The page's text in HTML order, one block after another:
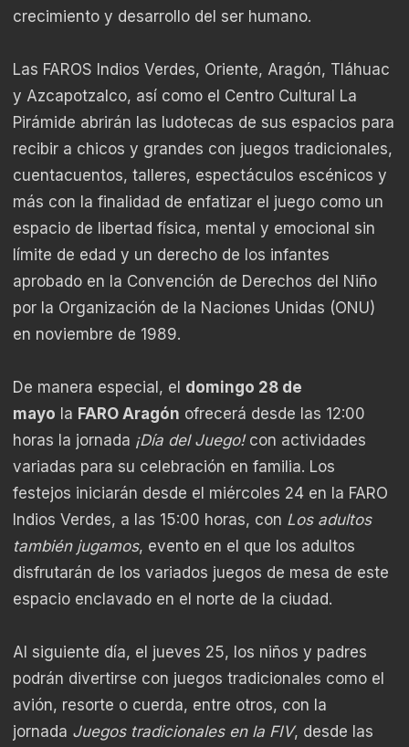
crecimiento y desarrollo del ser humano.
Las FAROS Indios Verdes, Oriente, Aragón, Tláhuac
y Azcapotzalco, así como el Centro Cultural La
Pirámide abrirán las ludotecas de sus espacios para
recibir a chicos y grandes con juegos tradicionales,
cuentacuentos, talleres, espectáculos escénicos y
más con la finalidad de enfatizar el juego como un
espacio de libertad física, mental y emocional sin
límite de edad y un derecho de los infantes
aprobado en la Convención de Derechos del Niño
por la Organización de la Naciones Unidas (ONU)
en noviembre de 1989.
De manera especial, el domingo 28 de
mayo la FARO Aragón ofrecerá desde las 12:00
horas la jornada ¡Día del Juego! con actividades
variadas para su celebración en familia. Los
festejos iniciarán desde el miércoles 24 en la FARO
Indios Verdes, a las 15:00 horas, con Los adultos
también jugamos, evento en el que los adultos
disfrutarán de los variados juegos de mesa de este
espacio enclavado en el norte de la ciudad.
Al siguiente día, el jueves 25, los niños y padres
podrán divertirse con juegos tradicionales como el
avión, resorte o cuerda, entre otros, con la
jornada Juegos tradicionales en la FIV, desde las